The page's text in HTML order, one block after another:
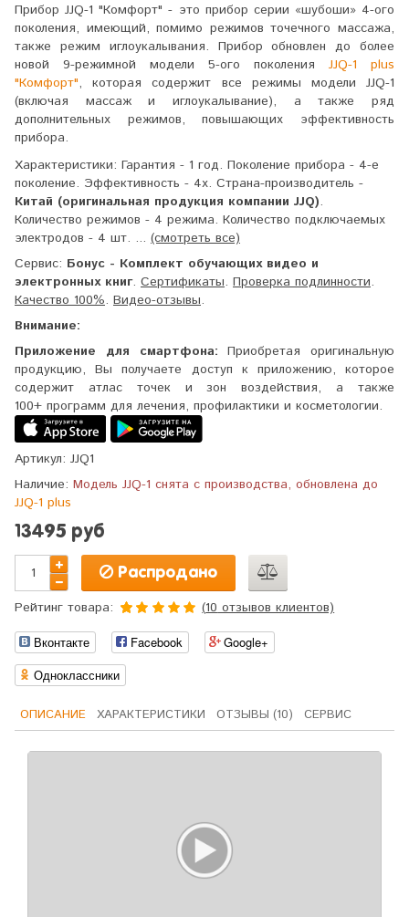
Прибор JJQ-1 "Комфорт" - это прибор серии «шубоши» 4-ого
поколения, имеющий, помимо режимов точечного массажа,
также режим иглоукалывания. Прибор обновлен до более
новой 9-режимной модели 5-ого поколения JJQ-1 plus
"Комфорт", которая содержит все режимы модели JJQ-1
(включая массаж и иглоукалывание), а также ряд
дополнительных режимов, повышающих эффективность
прибора.
Характеристики: Гарантия - 1 год. Поколение прибора - 4-е
поколение. Эффективность - 4x. Страна-производитель -
Китай (оригинальная продукция компании JJQ).
Количество режимов - 4 режима. Количество подключаемых
электродов - 4 шт. ... (смотреть все)
Сервис: Бонус - Комплект обучающих видео и
электронных книг. Сертификаты. Проверка подлинности.
Качество 100%. Видео-отзывы.
Внимание:
Приложение для смартфона: Приобретая оригинальную
продукцию, Вы получаете доступ к приложению, которое
содержит атлас точек и зон воздействия, а также
100+ программ для лечения, профилактики и косметологии.
Артикул: JJQ1
Наличие: Модель JJQ-1 снята с производства, обновлена до
JJQ-1 plus
13495 руб
Распродано
Рейтинг товара:
основано
на
оценках
(10 отзывов клиентов)
Вконтакте Facebook
Google+
Одноклассники
ОПИСАНИЕ ХАРАКТЕРИСТИКИ ОТЗЫВЫ (10) СЕРВИС